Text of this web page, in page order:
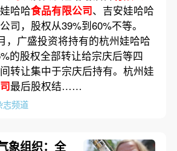
哈哈食品有限公司、吉安娃哈哈
司，股权从39%到60%不等。
，广盛投资将持有的杭州娃哈哈
的股权全部转让给宗庆后等四
转让集中于宗庆后持有。杭州娃
最后股权结……
志频道
象组织：全